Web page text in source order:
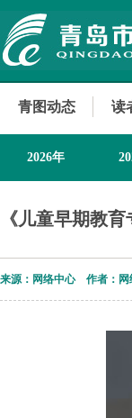
青图动态 读
2026年
《儿童早期教
来源：网络中心 作者：网